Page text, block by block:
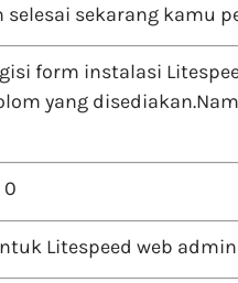
sekarang kamu
form instalasi
yang
0
Litespeed web